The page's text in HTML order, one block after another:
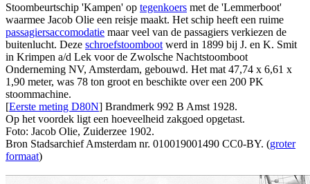
Stoombeurtschip 'Kampen' op tegenkoers met de 'Lemmerboot'
waarmee Jacob Olie een reisje maakt. Het schip heeft een ruime
passagiersaccomodatie maar veel van de passagiers verkiezen de
buitenlucht. Deze schroefstoomboot werd in 1899 bij J. en K. Smit
in Krimpen a/d Lek voor de Zwolsche Nachtstoomboot
Onderneming NV, Amsterdam, gebouwd. Het mat 47,74 x 6,61 x
1,90 meter, was 78 ton groot en beschikte over een 200 PK
stoommachine.
[Eerste meting D80N] Brandmerk 992 B Amst 1928.
Op het voordek ligt een hoeveelheid zakgoed opgetast.
Foto: Jacob Olie, Zuiderzee 1902.
Bron Stadsarchief Amsterdam nr. 010019001490 CC0-BY. (groter
formaat)